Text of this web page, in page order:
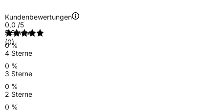
Kundenbewertungen
0,0 /5
(0)
5 Sterne
0 %
4 Sterne
0 %
3 Sterne
0 %
2 Sterne
0 %